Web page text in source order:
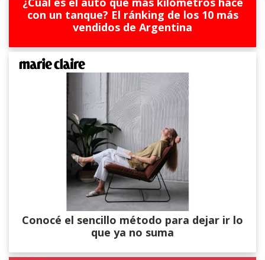
con un tanque? El ránking de los 10 más
vendidos de Argentina
Conocé el sencillo método para dejar ir lo
que ya no suma